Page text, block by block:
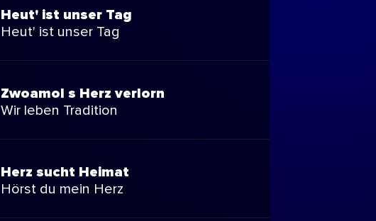
Heut' ist unser Tag
Heut' ist unser Tag
Zwoamol s Herz verlorn
Wir leben Tradition
Herz sucht Heimat
Hörst du mein Herz